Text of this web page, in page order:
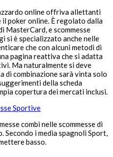
online offriva allettanti
poker online. È regolato dalla
MasterCard, e scommesse
si è specializzato anche nelle
che con alcuni metodi di
pagina reattiva che si adatta
Ma naturalmente si deve
di combinazione sarà vinta solo
della scheda
copertura dei mercati inclusi.
Sportive
combi nelle scommesse di
Secondo i media spagnoli Sport,
basso.